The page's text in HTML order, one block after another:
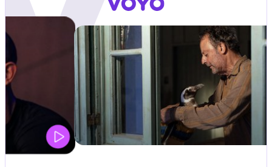
MOJ PRIJATELJ PINGVIN